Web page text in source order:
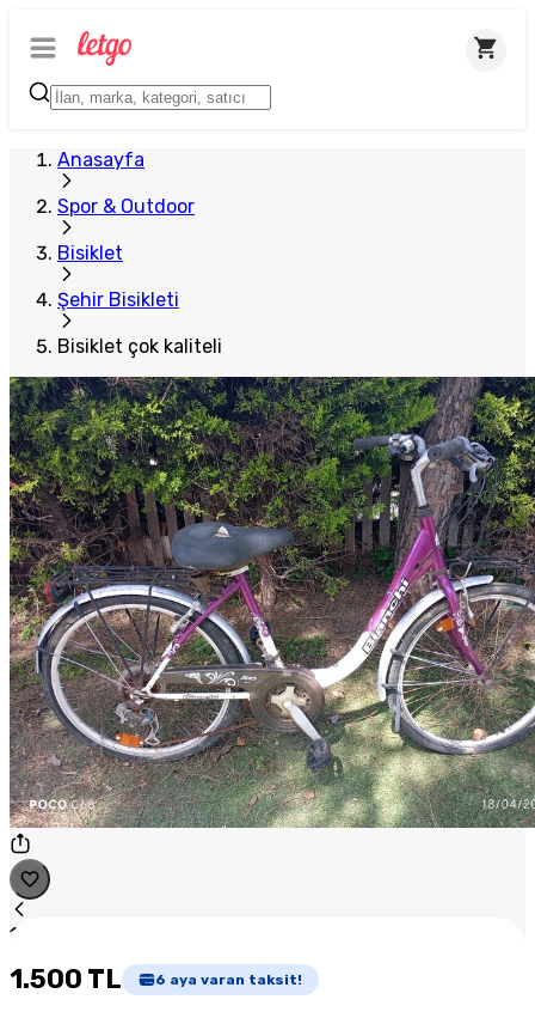
Anasayfa
Spor & Outdoor
Bisiklet
Şehir Bisikleti
Bisiklet çok kaliteli
1
1.500 TL 6 aya varan taksit!